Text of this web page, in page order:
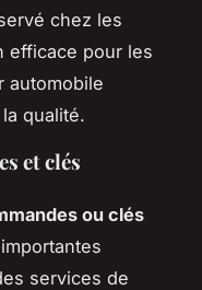
chez les
efficace pour les
automobile
qualité.
et clés
ou clés
services de